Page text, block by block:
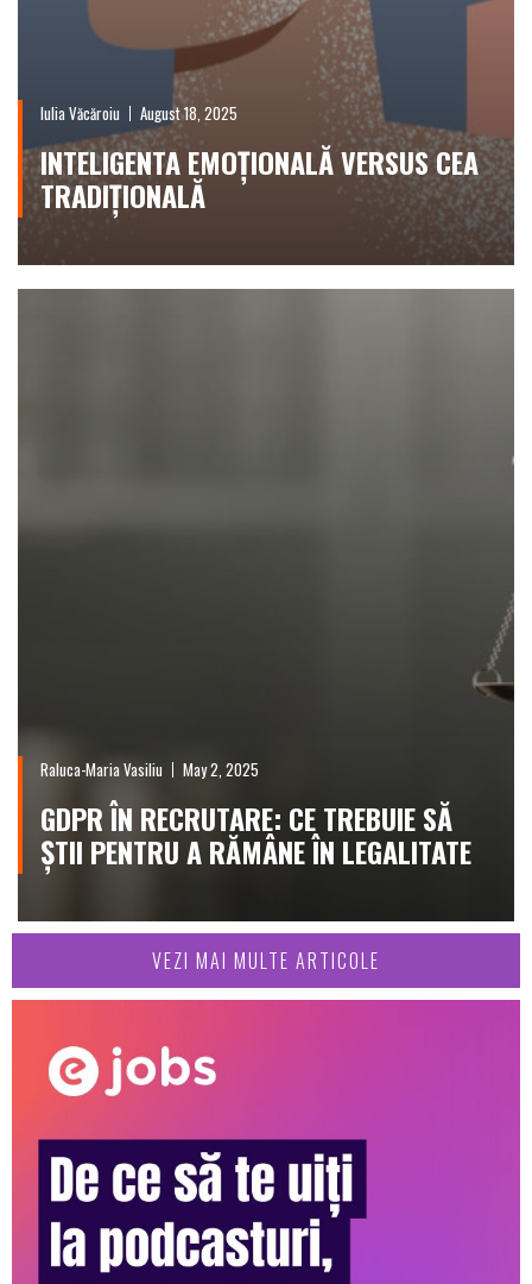
Iulia Văcăroiu August 18, 2025
INTELIGENTA EMOȚIONALĂ VERSUS CEA
TRADIȚIONALĂ
Raluca-Maria Vasiliu May 2, 2025
GDPR ÎN RECRUTARE: CE TREBUIE SĂ
ȘTII PENTRU A RĂMÂNE ÎN LEGALITATE
VEZI MAI MULTE ARTICOLE